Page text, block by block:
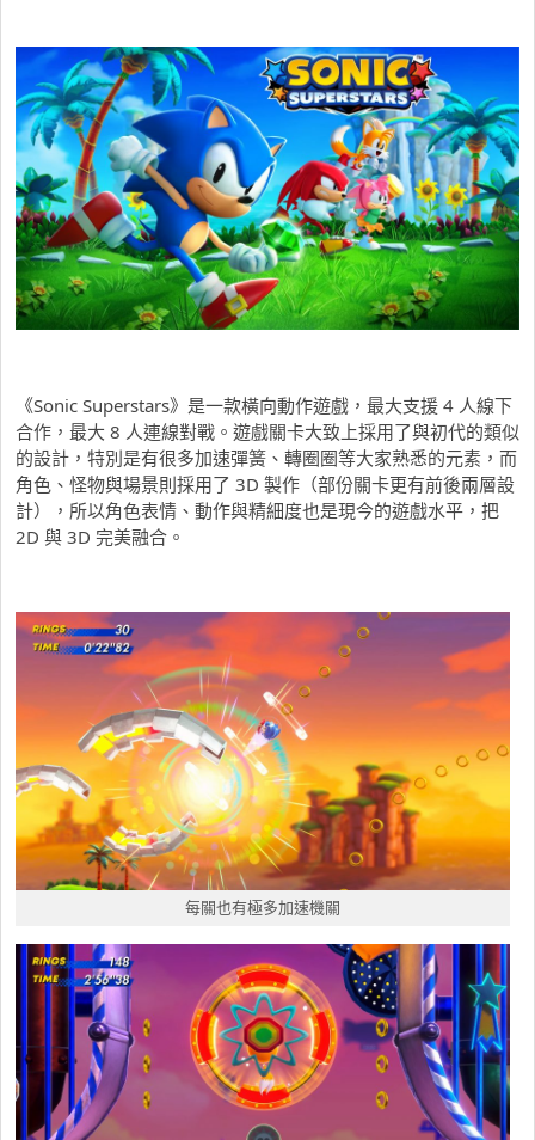
《Sonic Superstars》是一款橫向動作遊戲，最大支援 4 人線下
合作，最大 8 人連線對戰。遊戲關卡大致上採用了與初代的類似
的設計，特別是有很多加速彈簧、轉圈圈等大家熟悉的元素，而
角色、怪物與場景則採用了 3D 製作（部份關卡更有前後兩層設
計），所以角色表情、動作與精細度也是現今的遊戲水平，把
2D 與 3D 完美融合。
每關也有極多加速機關